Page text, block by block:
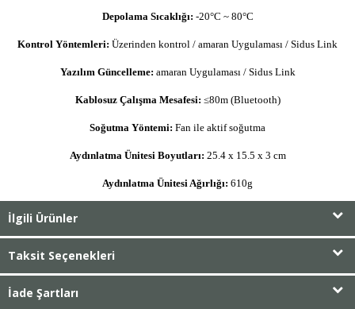
Depolama Sıcaklığı: -20°C ~ 80°C
Kontrol Yöntemleri: Üzerinden kontrol / amaran Uygulaması / Sidus Link
Yazılım Güncelleme: amaran Uygulaması / Sidus Link
Kablosuz Çalışma Mesafesi: ≤80m (Bluetooth)
Soğutma Yöntemi: Fan ile aktif soğutma
Aydınlatma Ünitesi Boyutları: 25.4 x 15.5 x 3 cm
Aydınlatma Ünitesi Ağırlığı: 610g
İlgili Ürünler
Taksit Seçenekleri
İade Şartları